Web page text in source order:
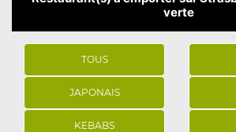
verte
TOUS
JAPONAIS
KEBABS